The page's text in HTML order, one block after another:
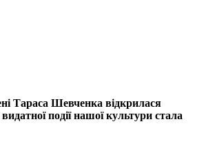
Тараса Шевченка відкрилася
події нашої культури стала